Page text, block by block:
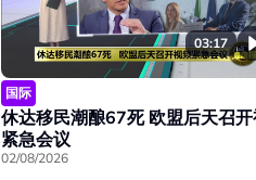
03:17
国际
休达移民潮酿67死 欧盟后天召
紧急会议
02/08/2026